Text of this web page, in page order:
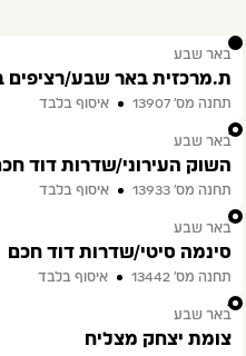
1
באר שבע
ת.מרכזית באר שבע/רציפים
תחנה מס׳ 13907
איסוף בלבד
2
באר שבע
השוק העירוני/שדרות דוד
תחנה מס׳ 13933
איסוף בלבד
3
באר שבע
סינמה סיטי/שדרות דוד חכם
תחנה מס׳ 13442
איסוף בלבד
4
באר שבע
צומת יצחק מצליח